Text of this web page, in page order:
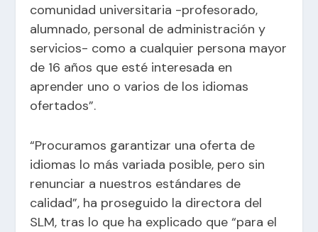
comunidad universitaria -profesorado,
alumnado, personal de administración y
servicios- como a cualquier persona mayor
de 16 años que esté interesada en
aprender uno o varios de los idiomas
ofertados”.
“Procuramos garantizar una oferta de
idiomas lo más variada posible, pero sin
renunciar a nuestros estándares de
calidad”, ha proseguido la directora del
SLM, tras lo que ha explicado que “para el